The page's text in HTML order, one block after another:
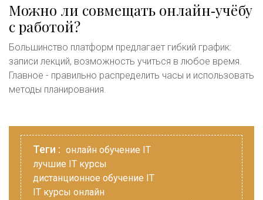
Можно ли совмещать онлайн‑учёбу
с работой?
Большинство платформ предлагает гибкий график:
записи лекций, возможность учиться в любое время.
Главное - правильно распределить часы и использовать
методы планирования.
Теги : онлайн обучение IT
лучшие IT курсы
дистанционное обучение IT
IT курсы онлайн